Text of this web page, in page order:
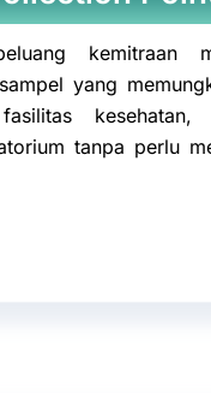
kemitraan
yang
kesehatan,
tanpa perlu